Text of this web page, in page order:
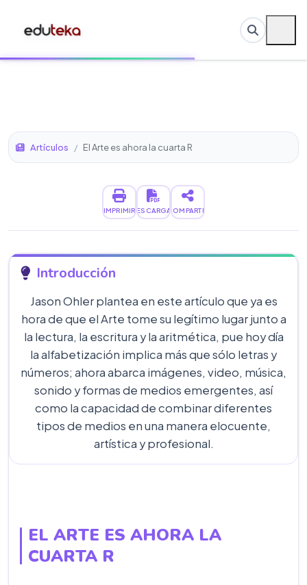
Artículos / El Arte es ahora la cuarta R
IMPRIMIRDESCARGARCOMPARTIR
Introducción
Jason Ohler plantea en este artículo que ya es
hora de que el Arte tome su legítimo lugar junto a
la lectura, la escritura y la aritmética, pue hoy día
la alfabetización implica más que sólo letras y
números; ahora abarca imágenes, video, música,
sonido y formas de medios emergentes, así
como la capacidad de combinar diferentes
tipos de medios en una manera elocuente,
artística y profesional.
EL ARTE ES AHORA LA
CUARTA R